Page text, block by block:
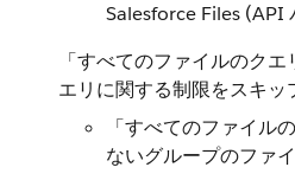
Salesforce Files (API
「すべてのファイルのク
エリに関する制限をスキッ
「すべてのファイル
ないグループのファ